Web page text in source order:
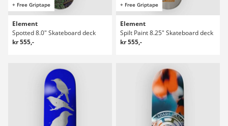
+ Free Griptape
Element
Spotted 8.0" Skateboard deck
kr 555,-
+ Free Griptape
Element
Spilt Paint 8.25" Skateboard deck
kr 555,-